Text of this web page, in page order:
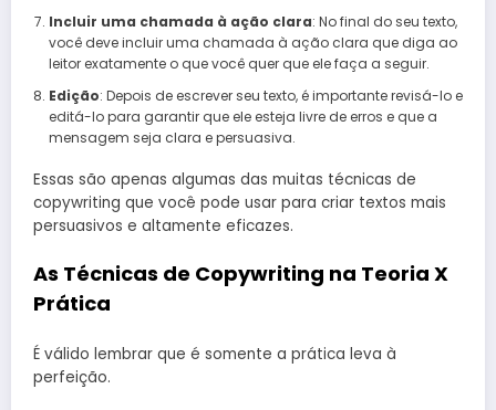
Incluir uma chamada à ação clara: No final do seu texto,
você deve incluir uma chamada à ação clara que diga ao
leitor exatamente o que você quer que ele faça a seguir.
Edição: Depois de escrever seu texto, é importante revisá-lo e
editá-lo para garantir que ele esteja livre de erros e que a
mensagem seja clara e persuasiva.
Essas são apenas algumas das muitas técnicas de
copywriting que você pode usar para criar textos mais
persuasivos e altamente eficazes.
As Técnicas de Copywriting na Teoria X
Prática
É válido lembrar que é somente a prática leva à
perfeição.